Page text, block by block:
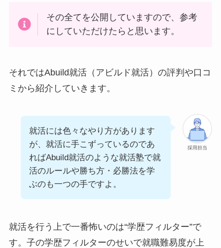
その全てを公開していますので、参考
にしていただけたらと思います。
それではAbuild就活（アビルド就活）の評判や口コ
ミから紹介していきます。
採用担当
就活には色々なやり方があります
が、就活に手こずっているのであ
ればAbuild就活のような就活塾で就
活のルールや勝ち方・必勝法を学
ぶのも一つの手ですよ。
就活を行う上で一番怖いのは“学歴フィルター”で
す。子の学歴フィルターのせいで就職難易度が上